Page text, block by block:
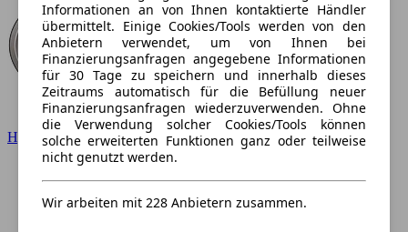
Hyundai
Informationen an von Ihnen kontaktierte Händler
übermittelt. Einige Cookies/Tools werden von den
Anbietern verwendet, um von Ihnen bei
Finanzierungsanfragen angegebene Informationen
für 30 Tage zu speichern und innerhalb dieses
Zeitraums automatisch für die Befüllung neuer
Finanzierungsanfragen wiederzuverwenden. Ohne
die Verwendung solcher Cookies/Tools können
solche erweiterten Funktionen ganz oder teilweise
nicht genutzt werden.
Wir arbeiten mit 228 Anbietern zusammen.